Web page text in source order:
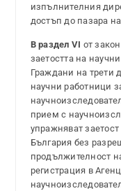
изпълнителния
достъп до пазара
В раздел VI от
заетостта на
Граждани на трети
научни работници
прием с
упражняват
България без
продължителност
регистрация в